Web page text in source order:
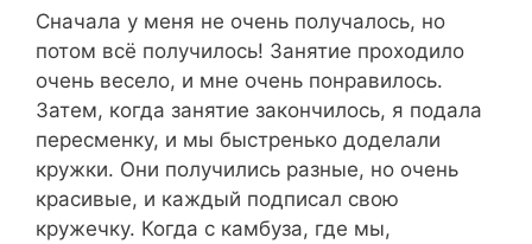
Сначала у меня не очень получалось, но
потом всё получилось! Занятие проходило
очень весело, и мне очень понравилось.
Затем, когда занятие закончилось, я подала
пересменку, и мы быстренько доделали
кружки. Они получились разные, но очень
красивые, и каждый подписал свою
кружечку. Когда с камбуза, где мы,